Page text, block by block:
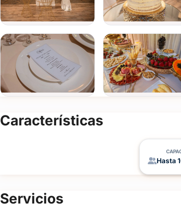
Características
Hasta
Servicios